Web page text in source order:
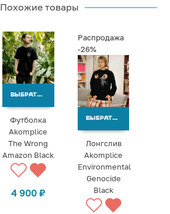
Похожие товары
ВЫБРАТЬ ВАРИАНТЫ
Футболка
Akomplice
The Wrong
Amazon Black
4 900₽
Распродажа
-26%
ВЫБРАТЬ ВАРИАНТЫ
Лонгслив
Akomplice
Environmental
Genocide
Black